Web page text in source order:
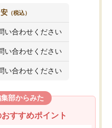
（税込）
い合わせください
い合わせください
い合わせください
部からみた
すすめポイント